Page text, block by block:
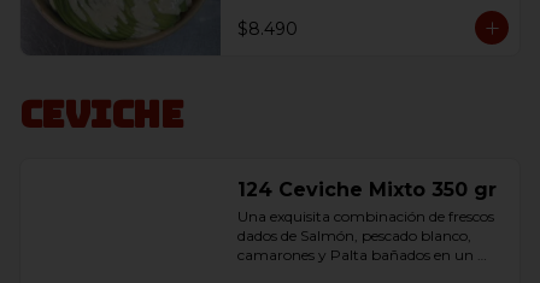
$8.490
Ceviche
124 Ceviche Mixto 350 gr
Una exquisita combinación de frescos
dados de Salmón, pescado blanco,
camarones y Palta bañados en un